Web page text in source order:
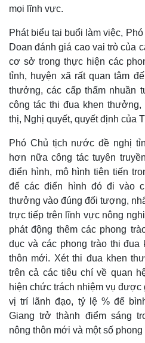
mọi lĩnh vực.
Phát biểu tại buổi làm việc,
Doan đánh giá cao vai trò của
cơ sở trong thực hiện các
tỉnh, huyện xã rất quan tâm
thưởng, các cấp thấm nhuần
công tác thi đua khen
thị, Nghị quyết, quyết định của
Phó Chủ tịch nước đề nghị
hơn nữa công tác tuyên
điển hình, mô hình tiên tiến
để các điển hình đó đi vào
thưởng vào đúng đối tượng,
trực tiếp trên lĩnh vực nông
phát động thêm các phong
dục và các phong trào thi đua
thôn mới. Xét thi đua khen
trên cả các tiêu chí về quan
hiện chức trách nhiệm vụ
vị trí lãnh đạo, tỷ lệ % để
Giang trở thành điểm sáng
nông thôn mới và một số phong